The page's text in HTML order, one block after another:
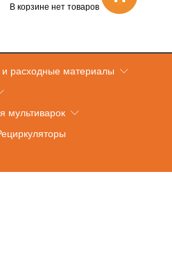
В корзине нет товаров
и расходные материалы
мультиварок